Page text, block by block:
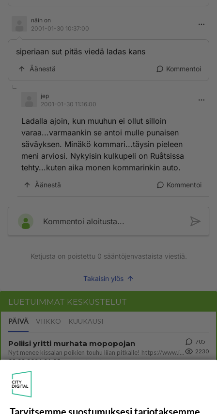
näin on
2001-01-30 10:37:00
siperiaan sut pitäs viedä ladas kans
Äänestä Kommentoi
jep
2001-01-30 11:16:00
Ladalla ajoin, kun muuhun ei ollut silloin
varaa...varmaankin se antoi mulle punaisen
säväyksen. Minäkö kommari...täysin pieleen
meni arviosi. Nykyisin kulkupeli on Ruåtsissa
tehty...kuten aika monen kommarinkin auto.
Äänestä Kommentoi
Kommentoi aloitusta...
Ketjusta on poistettu 0 sääntöjenvastaista viestiä.
Takaisin ylös
LUETUIMMAT KESKUSTELUT
PÄIVÄ VIIKKO KUUKAUSI
Poliisi yritti murhata mopopojan
Nyt menee kissalan poikien touhu liian pitkälle! https://www.is.fi/kotimaa/art-2000012193221.html Karu video mopomiiti
08.08.2026 21:05
Maailman menoa
705
2230
Mopomiitti!